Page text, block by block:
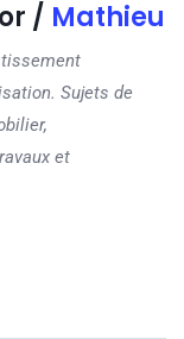
/ Mathieu
Sujets de
et